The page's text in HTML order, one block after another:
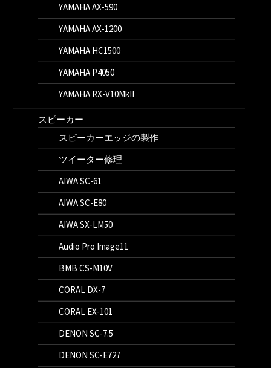
YAMAHA AX-590
YAMAHA AX-1200
YAMAHA HC1500
YAMAHA P4050
YAMAHA RX-V10MkII
スピーカー
スピーカーエッジの製作
ツイーター修理
AIWA SC-61
AIWA SC-E80
AIWA SX-LM50
Audio Pro Image11
BMB CS-M10V
CORAL DX-7
CORAL EX-101
DENON SC-7.5
DENON SC-E727